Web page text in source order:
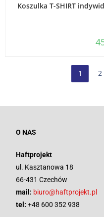
Koszulka T-SHIRT
1 2
O NAS
Haftprojekt
ul. Kasztanowa 18
66-431 Czechów
mail: biuro@haftprojekt.pl
tel: +48 600 352 938